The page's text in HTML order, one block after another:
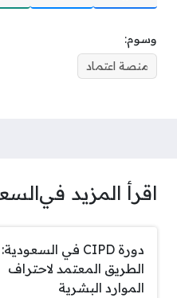
وسوم:
منصة اعتماد
اقرأ المزيد في
دورة CIPD في السعودية:
الطريق المعتمد لاحتراف
الموارد البشرية